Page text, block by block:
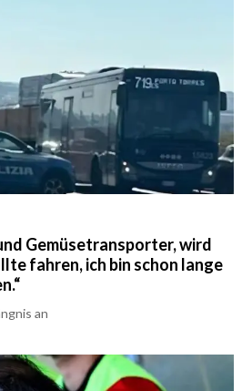
Gemüsetransporter, wird
fahren, ich bin schon lange
an